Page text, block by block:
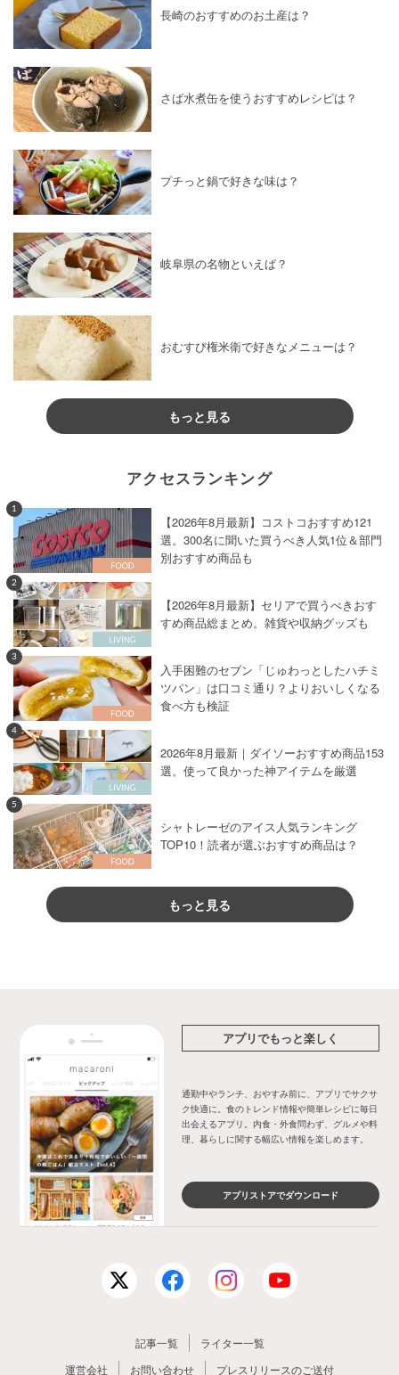
長崎のおすすめのお土産は？
さば水煮缶を使うおすすめレシピは？
プチっと鍋で好きな味は？
岐阜県の名物といえば？
おむすび権米衛で好きなメニューは？
もっと見る
アクセスランキング
1
【2026年8月最新】コストコおすすめ121
選。300名に聞いた買うべき人気1位＆部門
別おすすめ商品も
2
【2026年8月最新】セリアで買うべきおす
すめ商品総まとめ。雑貨や収納グッズも
3
入手困難のセブン「じゅわっとしたハチミ
ツパン」は口コミ通り？よりおいしくなる
食べ方も検証
4
2026年8月最新｜ダイソーおすすめ商品153
選。使って良かった神アイテムを厳選
5
シャトレーゼのアイス人気ランキング
TOP10！読者が選ぶおすすめ商品は？
もっと見る
アプリでもっと楽しく
通勤中やランチ、おやすみ前に、アプリでサクサ
ク快適に。食のトレンド情報や簡単レシピに毎日
出会えるアプリ。内食・外食問わず、グルメや料
理、暮らしに関する幅広い情報を楽しめます。
アプリストアでダウンロード
記事一覧
ライター一覧
運営会社
お問い合わせ プレスリリースのご送付